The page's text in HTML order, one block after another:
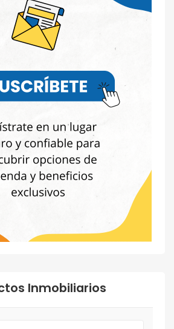
Inmobiliarios